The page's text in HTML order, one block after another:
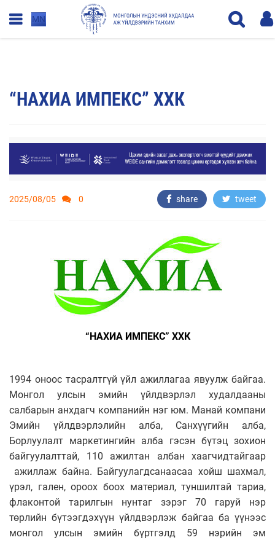
MN
“НАХИА ИМПЕКС” ХХК
2025/08/05 0 share tweet
“НАХИА ИМПЕКС” ХХК
1994 оноос тасралтгүй үйл ажиллагаа явуулж байгаа.
Монгол улсын эмийн үйлдвэрлэл худалдааны
салбарын анхдагч компанийн нэг юм. Манай компани
Эмийн үйлдвэрлэлийн алба, Санхүүгийн алба,
Борлуулалт маркетингийн алба гэсэн бүтэц зохион
байгуулалттай, 110 ажилтан албан хаагчидтайгаар
ажиллаж байна. Байгуулагдсанаасаа хойш шахмал,
үрэл, гален, ороох боох материал, туншилтай тариа,
флаконтой тарилгын нунтаг зэрэг 70 гаруй нэр
төрлийн бүтээгдэхүүн үйлдвэрлэж байгаа ба үүнээс
монгол улсын эмийн бүртгэлд 59 нэрийн эм